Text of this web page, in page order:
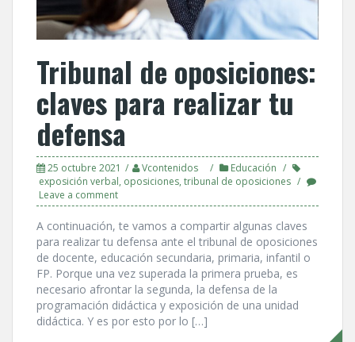
Tribunal de oposiciones:
claves para realizar tu
defensa
25 octubre 2021 Vcontenidos
Educación
exposición verbal, oposiciones, tribunal de oposiciones
Leave a comment
A continuación, te vamos a compartir algunas claves
para realizar tu defensa ante el tribunal de oposiciones
de docente, educación secundaria, primaria, infantil o
FP. Porque una vez superada la primera prueba, es
necesario afrontar la segunda, la defensa de la
programación didáctica y exposición de una unidad
didáctica. Y es por esto por lo […]